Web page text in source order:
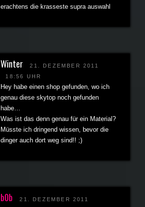
erachtens die krasseste supra auswahl
Winter
21. DEZEMBER 2011
18:56 UHR
Hey habe einen shop gefunden, wo ich
genau diese skytop noch gefunden
habe…
Was ist das denn genau für ein Material?
Müsste ich dringend wissen, bevor die
dinger auch dort weg sind!! ;)
b0b
21. DEZEMBER 2011